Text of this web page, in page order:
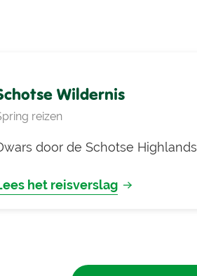
Wildernis
reizen
door de Schotse Highlands
het reisverslag